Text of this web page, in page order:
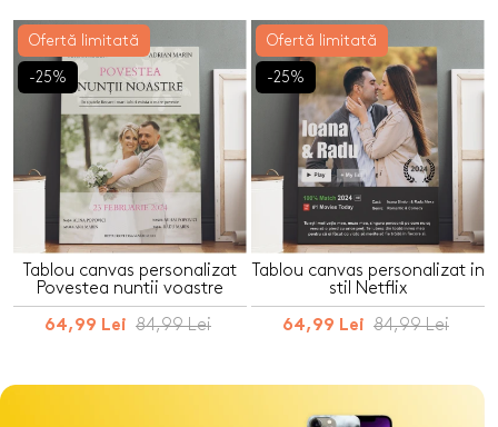
Ofertă limitată
-25%
Tablou canvas personalizat
Povestea nuntii voastre
64,99 Lei 84,99 Lei
Ofertă limitată
-25%
Tablou canvas personalizat in
stil Netflix
64,99 Lei 84,99 Lei